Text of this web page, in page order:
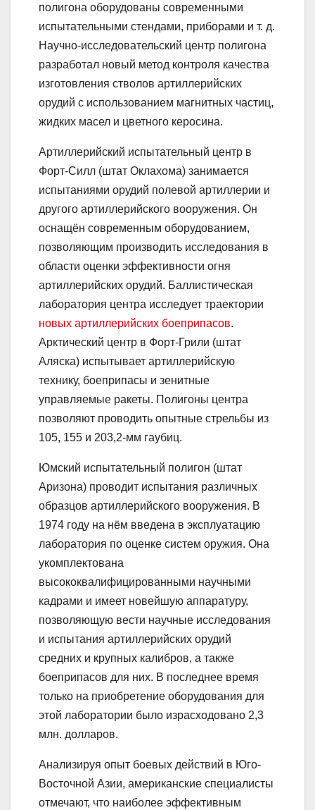
полигона оборудованы современными
испытательными стендами, приборами и т. д.
Научно-исследовательский центр полигона
разработал новый метод контроля качества
изготовления стволов артиллерийских
орудий с использованием магнитных частиц,
жидких масел и цветного керосина.
Артиллерийский испытательный центр в
Форт-Силл (штат Оклахома) занимается
испытаниями орудий полевой артиллерии и
другого артиллерийского вооружения. Он
оснащён современным оборудованием,
позволяющим производить исследования в
области оценки эффективности огня
артиллерийских орудий. Баллистическая
лаборатория центра исследует траектории
новых артиллерийских боеприпасов.
Арктический центр в Форт-Грили (штат
Аляска) испытывает артиллерийскую
технику, боеприпасы и зенитные
управляемые ракеты. Полигоны центра
позволяют проводить опытные стрельбы из
105, 155 и 203,2-мм гаубиц.
Юмский испытательный полигон (штат
Аризона) проводит испытания различных
образцов артиллерийского вооружения. В
1974 году на нём введена в эксплуатацию
лаборатория по оценке систем оружия. Она
укомплектована
высококвалифицированными научными
кадрами и имеет новейшую аппаратуру,
позволяющую вести научные исследования
и испытания артиллерийских орудий
средних и крупных калибров, а также
боеприпасов для них. В последнее время
только на приобретение оборудования для
этой лаборатории было израсходовано 2,3
млн. долларов.
Анализируя опыт боевых действий в Юго-
Восточной Азии, американские специалисты
отмечают, что наиболее эффективным